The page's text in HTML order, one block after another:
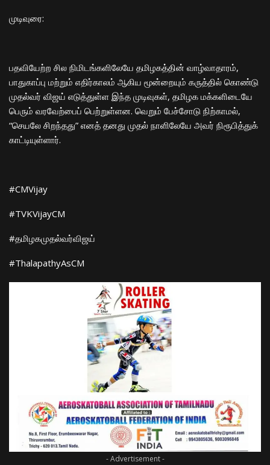
​முடிவுரை:
பதவியேற்ற சில நிமிடங்களிலேயே தமிழகத்தின் வாழ்வாதாரம்,
பாதுகாப்பு மற்றும் எதிர்காலம் ஆகிய மூன்றையும் கருத்தில் கொண்டு
முதல்வர் விஜய் எடுத்துள்ள இந்த முடிவுகள், தமிழக மக்களிடையே
பெரும் வரவேற்பைப் பெற்றுள்ளன. வெறும் பேச்சோடு நிற்காமல்,
“செயலே சிறந்தது” எனத் தனது முதல் நாளிலேயே அவர் நிரூபித்துக்
காட்டியுள்ளார்.
​#CMVijay
​#TVKVijayCM
​#தமிழகமுதல்வர்விஜய்
​#ThalapathyAsCM
- Advertisement -